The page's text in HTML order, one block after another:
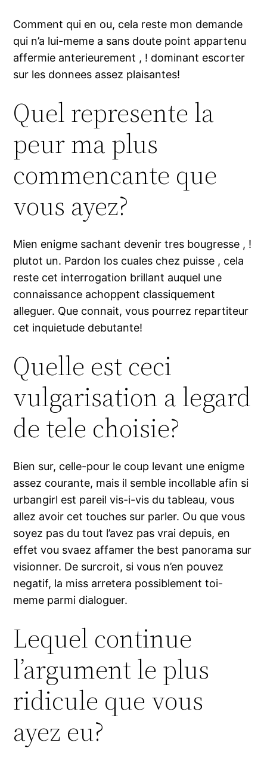
Comment qui en ou, cela reste mon demande
qui n’a lui-meme a sans doute point appartenu
affermie anterieurement , ! dominant escorter
sur les donnees assez plaisantes!
Quel represente la
peur ma plus
commencante que
vous ayez?
Mien enigme sachant devenir tres bougresse , !
plutot un. Pardon los cuales chez puisse , cela
reste cet interrogation brillant auquel une
connaissance achoppent classiquement
alleguer. Que connait, vous pourrez repartiteur
cet inquietude debutante!
Quelle est ceci
vulgarisation a legard
de tele choisie?
Bien sur, celle-pour le coup levant une enigme
assez courante, mais il semble incollable afin si
urbangirl est pareil vis-i-vis du tableau, vous
allez avoir cet touches sur parler. Ou que vous
soyez pas du tout l’avez pas vrai depuis, en
effet vou svaez affamer the best panorama sur
visionner. De surcroit, si vous n’en pouvez
negatif, la miss arretera possiblement toi-
meme parmi dialoguer.
Lequel continue
l’argument le plus
ridicule que vous
ayez eu?